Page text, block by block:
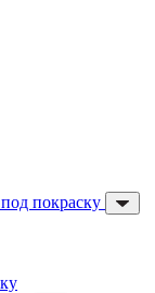
покраску